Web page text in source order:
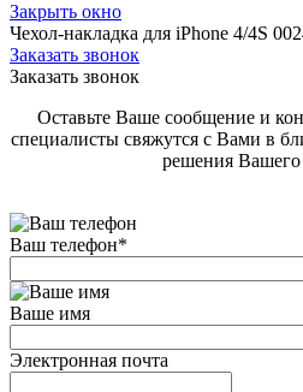
Закрыть окно
Чехол-накладка для iPhone 4/4S
Заказать звонок
Заказать звонок
Оставьте Ваше сообщение и
специалисты свяжутся с Вами в
решения Вашего
Ваш телефон*
Ваше имя
Электронная почта